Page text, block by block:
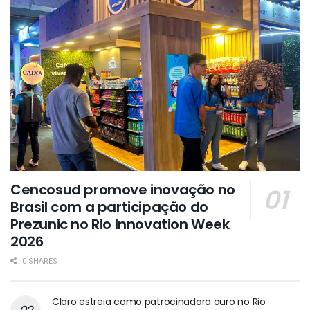
Cencosud promove inovação no
Brasil com a participação do
Prezunic no Rio Innovation Week
2026
0 SHARES
Claro estreia como patrocinadora ouro no Rio